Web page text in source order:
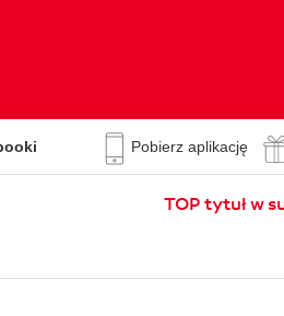
Pobierz aplikację
TOP tytuł w